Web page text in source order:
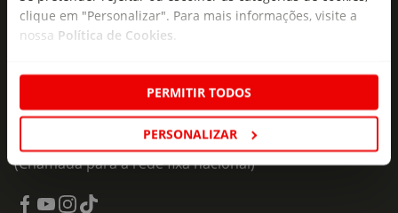
clique em "Personalizar". Para mais informações, visite a
nossa Política de Cookies
PERMITIR TODOS
PERSONALIZAR
Formulário de Contacto
(Chamada para a rede fixa nacional)